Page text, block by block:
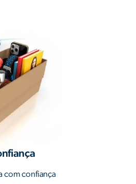
com confiança